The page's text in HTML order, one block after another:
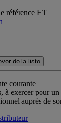
référence HT
de la liste
courante
à exercer pour
auprès de